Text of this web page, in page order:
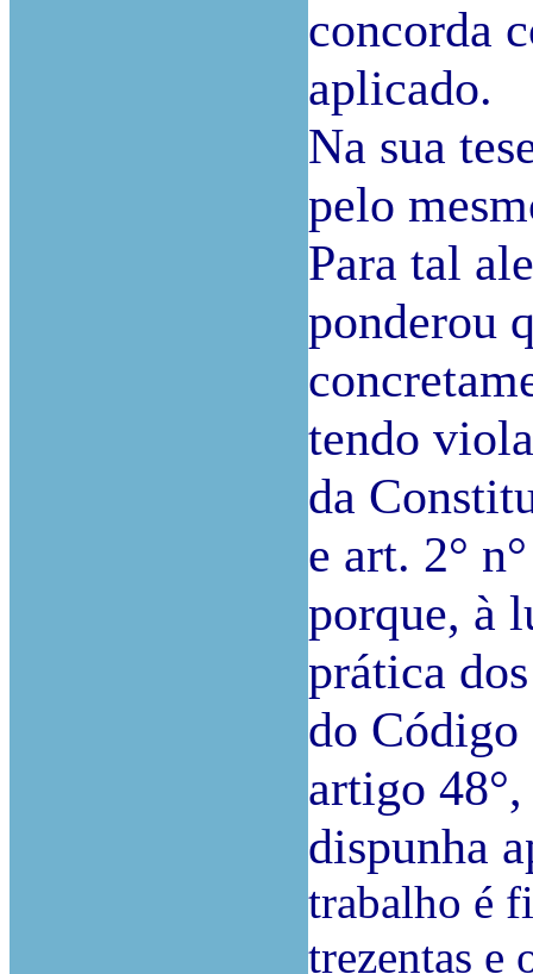
concorda
aplicado.
Na sua
pelo
Para tal
ponderou
tendo
da
e art. 2°
porque, à
prática
do
artigo
dispunha
trabalho é
trezentas e